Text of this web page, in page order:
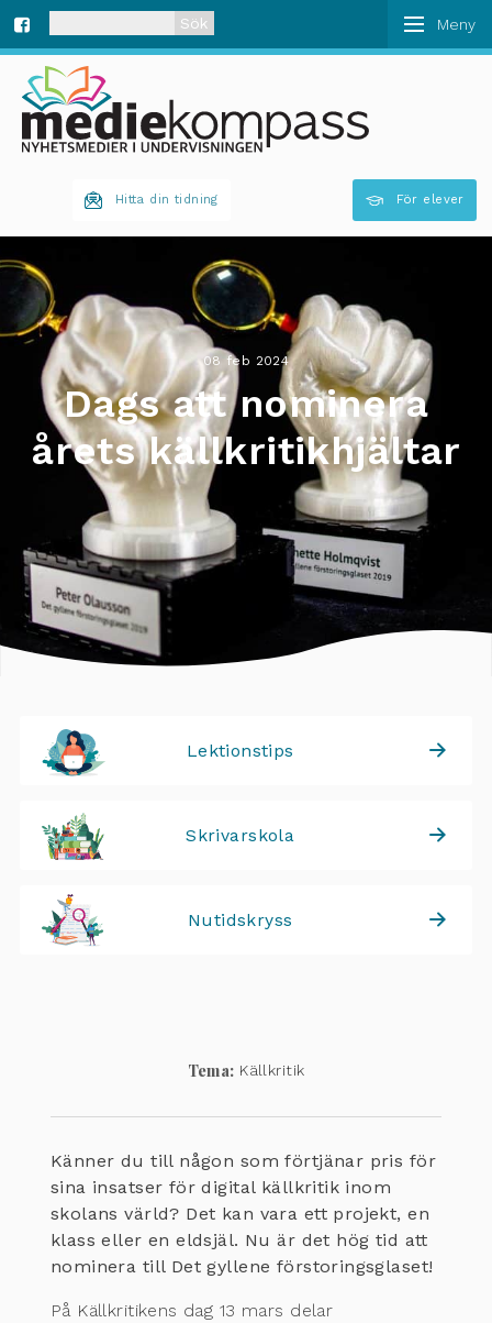
ce
När automatisk komplettering av resultat är
Hitta din tidning För elever
08 feb 2024
Dags att nominera
årets källkritikhjältar
Lektionstips
Skrivarskola
Nutidskryss
Tema: Källkritik
Känner du till någon som förtjänar pris för
sina insatser för digital källkritik inom
skolans värld? Det kan vara ett projekt, en
klass eller en eldsjäl. Nu är det hög tid att
nominera till Det gyllene förstoringsglaset!
På Källkritikens dag 13 mars delar